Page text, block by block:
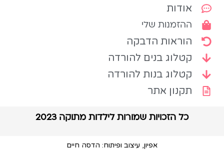
אודות
ההזמנות שלי
הוראות הדבקה
קטלוג בנים להורדה
קטלוג בנות להורדה
תקנון אתר
כל הזכויות שמורות לילדות מתוקה 2023
אפיון, עיצוב ופיתוח: הדסה חיים